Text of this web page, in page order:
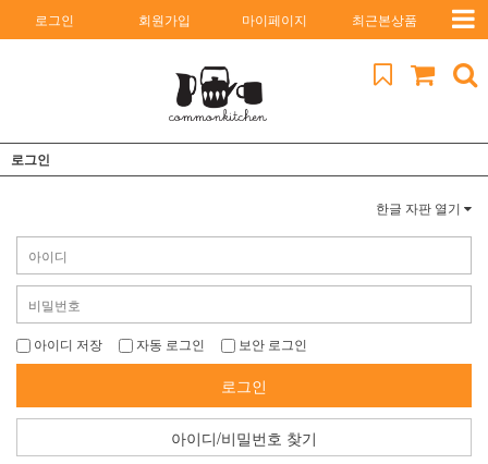
로그인 회원가입 마이페이지 최근본상품
로그인
한글 자판 열기
아이디 저장 자동 로그인 보안 로그인
로그인
아이디/비밀번호 찾기